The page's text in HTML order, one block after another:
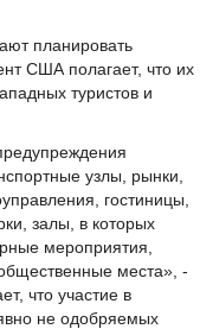
планировать
США полагает, что их
туристов и
узлы, рынки,
гостиницы,
залы, в которых
мероприятия,
места», -
что участие в
не одобряемых